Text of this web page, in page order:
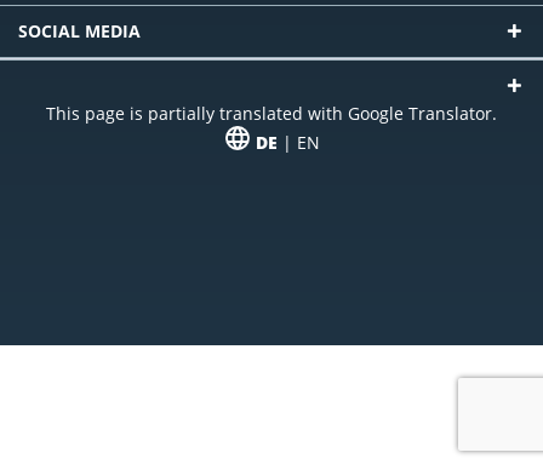
SOCIAL MEDIA
This page is partially translated with Google Translator.
DE | EN